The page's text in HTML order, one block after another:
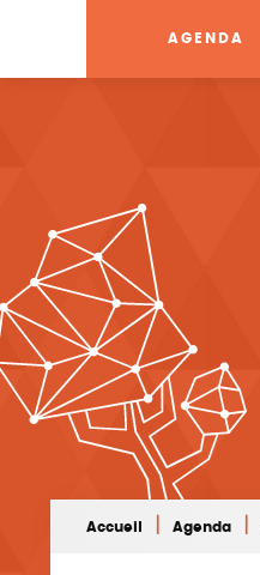
AGENDA
Accueil Agenda